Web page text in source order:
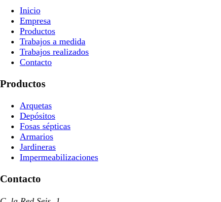
Inicio
Empresa
Productos
Trabajos a medida
Trabajos realizados
Contacto
Productos
Arquetas
Depósitos
Fosas sépticas
Armarios
Jardineras
Impermeabilizaciones
Contacto